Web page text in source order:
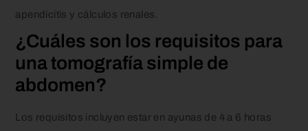
apendicitis y cálculos renales.
¿Cuáles son los requisitos para
una tomografía simple de
abdomen?
Los requisitos incluyen estar en ayunas de 4 a 6 horas